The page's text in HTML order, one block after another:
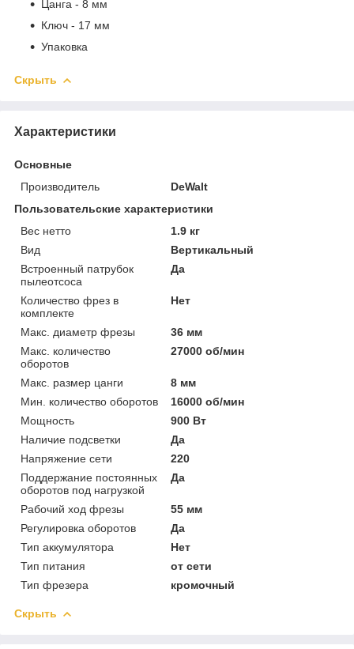
Цанга - 8 мм
Ключ - 17 мм
Упаковка
Скрыть
Характеристики
Основные
Производитель
DeWalt
Пользовательские характеристики
Вес нетто
1.9 кг
Вид
Вертикальный
Встроенный патрубок
пылеотсоса
Да
Количество фрез в
комплекте
Нет
Макс. диаметр фрезы
36 мм
Макс. количество
оборотов
27000 об/мин
Макс. размер цанги
8 мм
Мин. количество оборотов
16000 об/мин
Мощность
900 Вт
Наличие подсветки
Да
Напряжение сети
220
Поддержание постоянных
оборотов под нагрузкой
Да
Рабочий ход фрезы
55 мм
Регулировка оборотов
Да
Тип аккумулятора
Нет
Тип питания
от сети
Тип фрезера
кромочный
Скрыть